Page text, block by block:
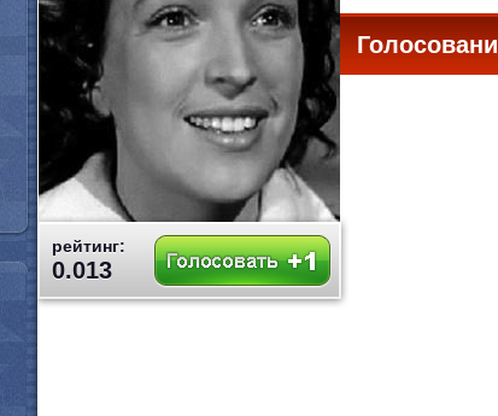
рейтинг:
0.013